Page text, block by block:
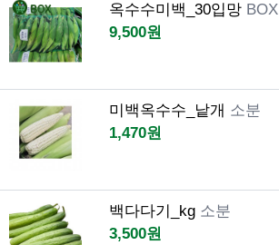
옥수수미백_30입망 BOX
9,500원
미백옥수수_낱개 소분
1,470원
백다다기_kg 소분
3,500원